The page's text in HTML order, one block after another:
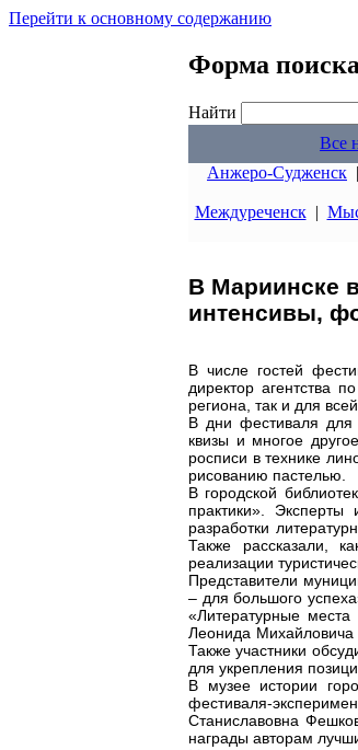
Перейти к основному содержанию
Форма поиска
Найти
Все
Анжеро-Судженск |
Междуреченск|
В Мариинске
интенсивы,
В числе гостей
директор агентства
региона, так и для
В дни фестиваля для
квизы и многое
росписи в технике
рисованию пастелью.
В городской
практики».
разработки
Также рассказали,
реализации
Представители
– для большого
«Литературные места
Леонида Михайловича
Также участники
для укрепления
В музее истории
фестиваля-
Станиславовна
награды авторам